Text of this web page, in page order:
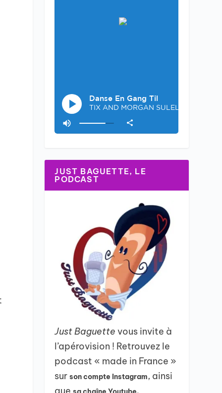
JUST BAGUETTE, LE
PODCAST
Just Baguettevous invite à
l’apérovision ! Retrouvez le
podcast « made in France »
surson compte Instagram, ainsi